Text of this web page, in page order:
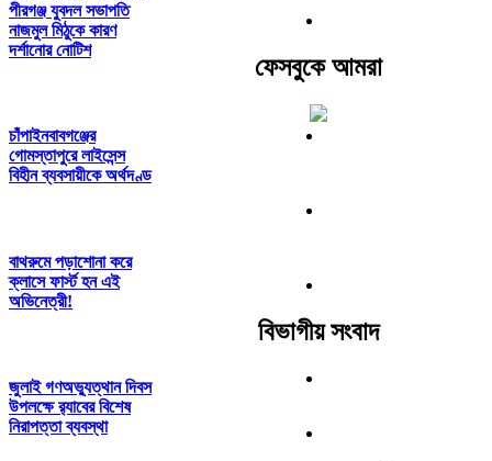
পীরগঞ্জ যুবদল সভাপতি
নাজমুল মিঠুকে কারণ
দর্শানোর নোটিশ
চাঁপাইনবাবগঞ্জের
গোমস্তাপুরে লাইসেন্স
বিহীন ব্যবসায়ীকে অর্থদণ্ড
বাথরুমে পড়াশোনা করে
ক্লাসে ফার্স্ট হন এই
অভিনেত্রী!
জুলাই গণঅভ্যুত্থান দিবস
উপলক্ষে র‍্যাবের বিশেষ
নিরাপত্তা ব্যবস্থা
ফেসবুকে আমরা
বিভাগীয় সংবাদ